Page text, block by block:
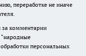
переработке не иначе
за комментарии
"народные
персональных